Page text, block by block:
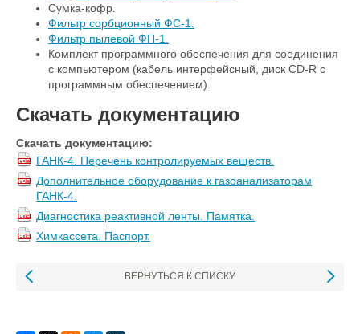
Сумка-кофр.
Фильтр сорбционный ФС-1.
Фильтр пылевой ФП-1.
Комплект программного обеспечения для соединения
с компьютером (кабель интерфейсный, диск СD-R с
программным обеспечением).
Скачать документацию
Скачать документацию:
ГАНК-4. Перечень контролируемых веществ.
Дополнительное оборудование к газоанализаторам
ГАНК-4.
Диагностика реактивной ленты. Памятка.
Химкассета. Паспорт.
ВЕРНУТЬСЯ К СПИСКУ